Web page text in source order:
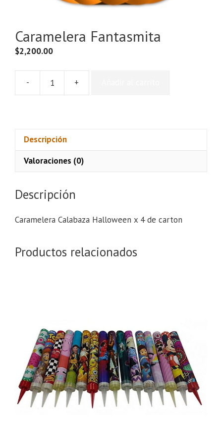
Caramelera Fantasmita
$2,200.00
- +
Descripción
Valoraciones (0)
Descripción
Caramelera Calabaza Halloween x 4 de carton
Productos relacionados